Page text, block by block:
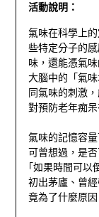
活動說明：
氣味在科學上
些特定分子的
味，還能憑氣
大腦中的「氣
同氣味的刺激
對預防老年痴呆
氣味的記憶容
可曾想過，是
｢如果時間可以
初出茅廬、曾
竟為了什麼原